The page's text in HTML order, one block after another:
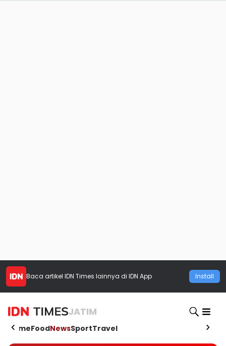
Baca artikel IDN Times lainnya di IDN App Install
JATIM
HomeFoodNewsSportTravel